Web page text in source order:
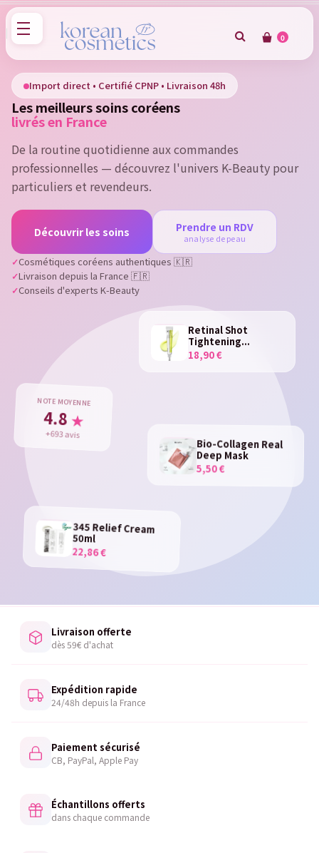
0
Import direct • Certifié CPNP • Livraison 48h
Les meilleurs soins coréens
livrés en France
De la routine quotidienne aux commandes
professionnelles — découvrez l'univers K-Beauty pour
particuliers et revendeurs.
Découvrir les soins Prendre un RDV
analyse de peau
Cosmétiques coréens authentiques 🇰🇷
Livraison depuis la France 🇫🇷
Conseils d'experts K-Beauty
Retinal Shot
Tightening...
18,90 €
345 Relief Cream
50ml
22,86 €
Bio-Collagen Real
Deep Mask
5,50 €
NOTE MOYENNE
4.8 ★
+693 avis
Livraison offerte
dès 59€ d'achat
Expédition rapide
24/48h depuis la France
Paiement sécurisé
CB, PayPal, Apple Pay
Échantillons offerts
dans chaque commande
Sign in
You need to be logged in to save products in your wish
list.
Cancel